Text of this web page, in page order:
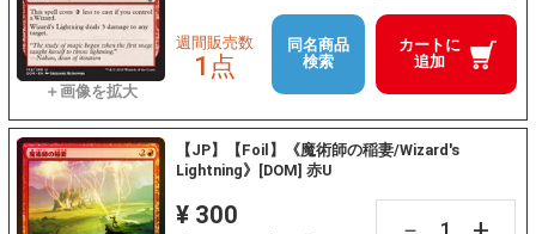
カートに
追加
週間販売数
1点
同名商品
検索
【JP】【Foil】《魔術師の稲妻/Wizard's
Lightning》[DOM] 赤U
¥ 300